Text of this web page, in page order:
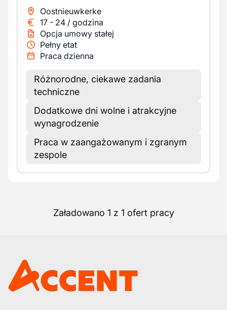
Oostnieuwkerke
17 - 24 / godzina
Opcja umowy stałej
Pełny etat
Praca dzienna
Różnorodne, ciekawe zadania
techniczne
Dodatkowe dni wolne i atrakcyjne
wynagrodzenie
Praca w zaangażowanym i zgranym
zespole
Załadowano 1 z 1 ofert pracy